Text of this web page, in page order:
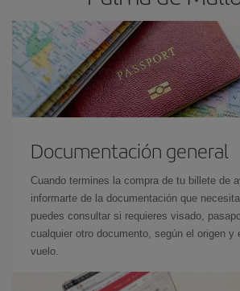
Documentación general
Cuando termines la compra de tu billete de
informarte de la documentación que
puedes consultar si requieres visado,
cualquier otro documento, según el origen y
vuelo.